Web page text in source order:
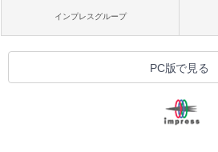
インプレスグループ
PC版で見る